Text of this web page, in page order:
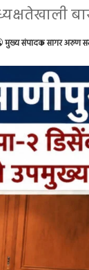
मुख्य संपादक सागर अरुण